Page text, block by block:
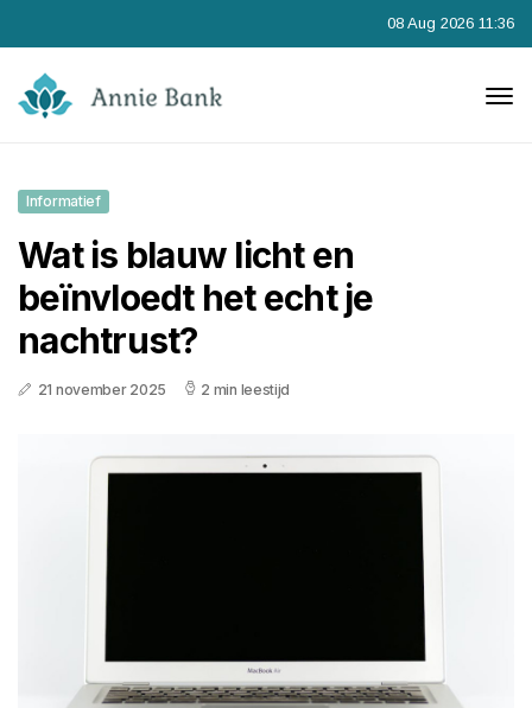
08 Aug 2026 11:36
Informatief
Wat is blauw licht en
beïnvloedt het echt je
nachtrust?
21 november 2025 2 min leestijd